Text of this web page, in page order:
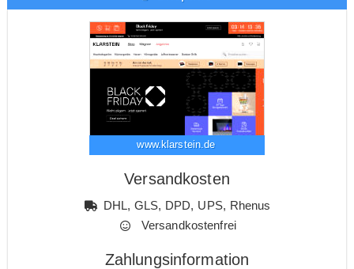
www.klarstein.de
Versandkosten
DHL, GLS, DPD, UPS, Rhenus
Versandkostenfrei
Zahlungsinformation